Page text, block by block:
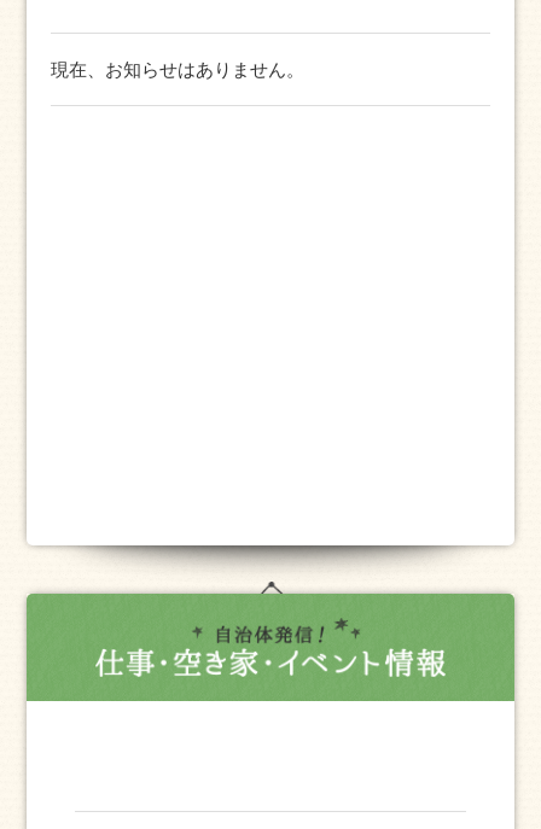
現在、お知らせはありません。